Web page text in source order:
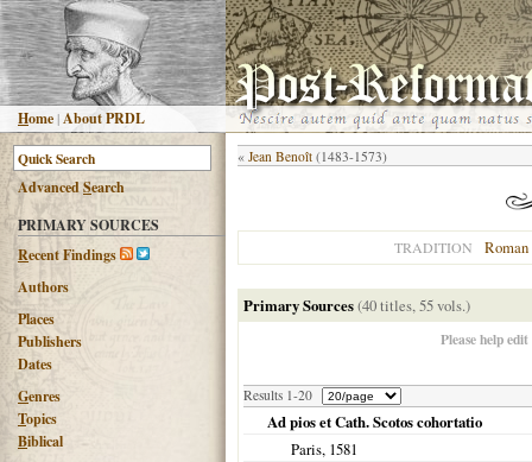
Home|About PRDL
AdvancedSearch
PRIMARY SOURCES
Recent Findings
Authors
Places
Publishers
Dates
Genres
Topics
Biblical
« Jean Benoît (1483-1573)
TRADITION
Primary Sources(40 titles, 55 vols.)
Please help
Results 1-20
Ad pios et Cath. Scotos cohortatio
Paris, 1581